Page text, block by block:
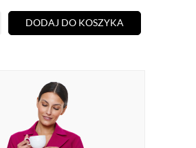
DODAJ DO KOSZYKA